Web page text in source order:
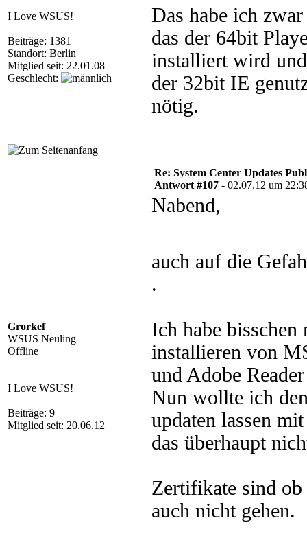
I Love WSUS!
Beiträge: 1381
Standort: Berlin
Mitglied seit: 22.01.08
Geschlecht:
Das habe ich
das der 64bit
installiert wird
der 32bit IE
nötig.
Grorkef
WSUS Neuling
Offline
I Love WSUS!
Beiträge: 9
Mitglied seit: 20.06.12
Re: System Center Updates
Antwort #107 - 02.07.12 um
Nabend,
auch auf die
.
Ich habe
installieren von
und Adobe
Nun wollte ich
updaten lassen
das überhaupt
Zertifikate sind
auch nicht gehen.